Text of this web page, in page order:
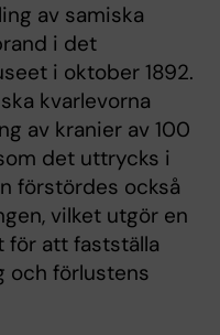
av samiska
i det
i oktober 1892.
kvarlevorna
av kranier av 100
det uttrycks i
förstördes också
vilket utgör en
för att fastställa
och förlustens